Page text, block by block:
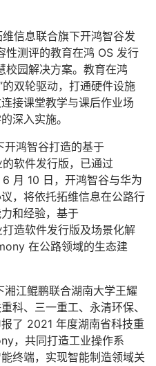
信息联合旗下开鸿智谷发
测评的教育在鸿 OS 发行
园解决方案。教育在鸿
双轮驱动，打通硬件设施
接课堂教学与课后作业场
深入实施。
开鸿智谷打造的基于
软件发行版，已通过
月 10 日，开鸿智谷与华为
，将依托拓维信息在公路行
和经验，基于
造软件发行版及场景化解
在公路领域的生态建
湘江鲲鹏联合湖南大学王耀
科、三一重工、永清环保、
了 2021 年度湖南省科技重
，共同打造工业操作系
终端，实现智能制造领域关